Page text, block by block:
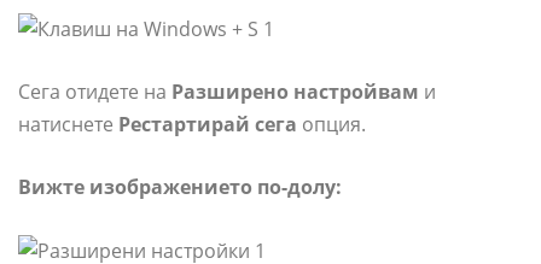
Сега отидете на Разширено настройвам и
натиснете Рестартирай сега опция.
Вижте изображението по-долу: